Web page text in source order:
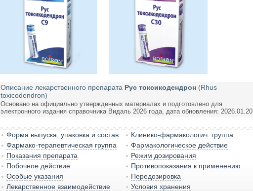
Описание лекарственного препарата Рус токсикодендрон (Rhus
toxicodendron)
Основано на официально утвержденных материалах и подготовлено для
электронного издания справочника Видаль 2026 года, дата обновления: 2026.01.20
Форма выпуска, упаковка и состав
Клинико-фармакологич. группа
Фармако-терапевтическая группа
Фармакологическое действие
Показания препарата
Режим дозирования
Побочное действие
Противопоказания к применению
Особые указания
Передозировка
Лекарственное взаимодействие
Условия хранения